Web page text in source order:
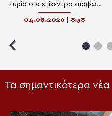
Συρία στο επίκεντρο επαφών
του Πατριάρχη Αντιοχείας
04.08.2026 | 8:38
Τα σημαντικότερα νέα